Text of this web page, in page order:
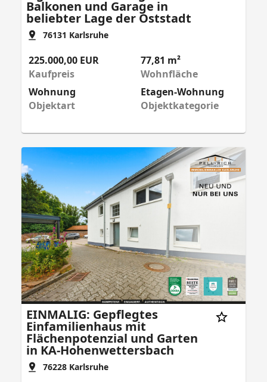
Balkonen und Garage in
beliebter Lage der Oststadt
76131 Karlsruhe
225.000,00 EUR
Kaufpreis
77,81 m²
Wohnfläche
Wohnung
Objektart
Etagen-Wohnung
Objektkategorie
EINMALIG: Gepflegtes
Einfamilienhaus mit
Flächenpotenzial und Garten
in KA-Hohenwettersbach
76228 Karlsruhe